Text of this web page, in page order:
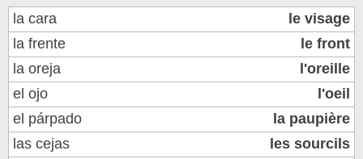
la cara
le visage
la frente
le front
la oreja
l'oreille
el ojo
l'oeil
el párpado
la paupière
las cejas
les sourcils